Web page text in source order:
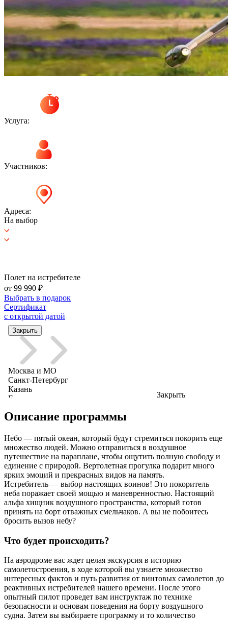
Услуга:
Участников:
Адреса:
На выбор
Полет на истребителе
от 99 990 ₽
Выбрать в подарок
Сертификат
с открытой датой
Закрыть
Описание программы
Небо — пятый океан, который будут стремиться покорить еще
множество людей. Можно отправиться в воздушное
путешествие на параплане, чтобы ощутить полную свободу и
единение с природой. Вертолетная прогулка подарит много
ярких эмоций и прекрасных видов на память.
Истребитель — выбор настоящих воинов! Это покоритель
неба поражает своей мощью и маневренностью. Настоящий
альфа хищник воздушного пространства, который готов
принять на борт отважных смельчаков. А вы не побоитесь
бросить вызов небу?
Что будет происходить?
На аэродроме вас ждет целая экскурсия в историю
самолетостроения, в ходе которой вы узнаете множество
интересных фактов и путь развития от винтовых самолетов до
реактивных истребителей нашего времени. После этого
опытный пилот проведет вам инструктаж по технике
безопасности и основам поведения на борту воздушного
судна. Затем вы выбираете программу и то количество